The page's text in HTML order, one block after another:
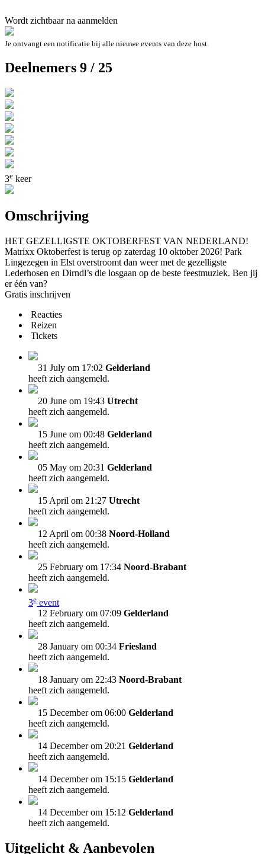
Wordt zichtbaar na aanmelden
Je ontvangt een notificatie bij alle nieuwe events van deze host.
Deelnemers 9 / 25
3e keer
Omschrijving
HET GEZELLIGSTE OKTOBERFEST VAN NEDERLAND!
Matrixx Oktoberfest is terug op zaterdag 10 oktober 2026! Park
Lingezegen in Elst overstroomt dan weer met de gezelligste
Lederhosen en Dirndl’s die losgaan op de beste feestmuziek. Ben jij
er één van?
Gratis inschrijven
Reacties
Reizen
Tickets
31 July om 17:02 Gelderland
heeft zich aangemeld.
20 June om 19:43 Utrecht
heeft zich aangemeld.
15 June om 00:48 Gelderland
heeft zich aangemeld.
05 May om 20:31 Gelderland
heeft zich aangemeld.
15 April om 21:27 Utrecht
heeft zich aangemeld.
12 April om 00:38 Noord-Holland
heeft zich aangemeld.
25 February om 17:34 Noord-Brabant
heeft zich aangemeld.
3e event
12 February om 07:09 Gelderland
heeft zich aangemeld.
28 January om 00:34 Friesland
heeft zich aangemeld.
18 January om 22:43 Noord-Brabant
heeft zich aangemeld.
15 December om 06:00 Gelderland
heeft zich aangemeld.
14 December om 20:21 Gelderland
heeft zich aangemeld.
14 December om 15:15 Gelderland
heeft zich aangemeld.
14 December om 15:12 Gelderland
heeft zich aangemeld.
Uitgelicht & Aanbevolen